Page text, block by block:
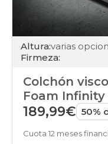
Altura:varias
Firmeza:
Colchón
Foam Infinity
189,99€ 50%
Cuota 12 meses